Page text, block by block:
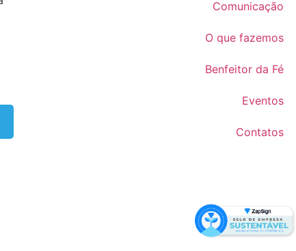
Comunicação
O que fazemos
Benfeitor da Fé
Eventos
Contatos